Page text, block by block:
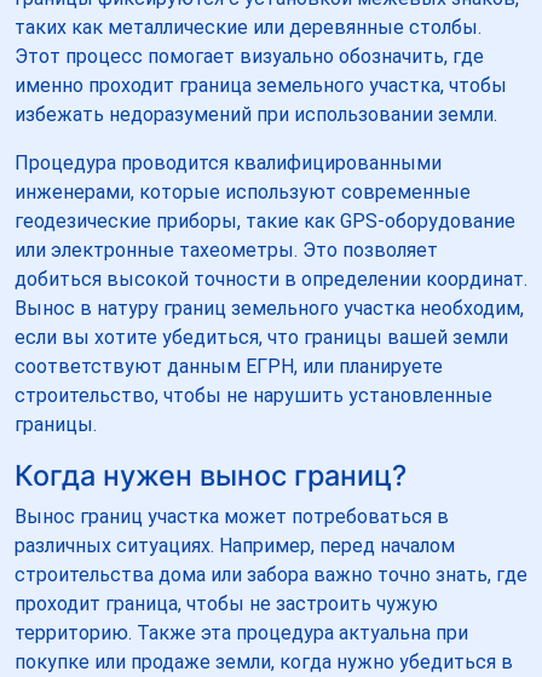
таких как металлические или деревянные столбы.
Этот процесс помогает визуально обозначить, где
именно проходит граница земельного участка, чтобы
избежать недоразумений при использовании земли.
Процедура проводится квалифицированными
инженерами, которые используют современные
геодезические приборы, такие как GPS-оборудование
или электронные тахеометры. Это позволяет
добиться высокой точности в определении координат.
Вынос в натуру границ земельного участка необходим,
если вы хотите убедиться, что границы вашей земли
соответствуют данным ЕГРН, или планируете
строительство, чтобы не нарушить установленные
границы.
Когда нужен вынос границ?
Вынос границ участка может потребоваться в
различных ситуациях. Например, перед началом
строительства дома или забора важно точно знать, где
проходит граница, чтобы не застроить чужую
территорию. Также эта процедура актуальна при
покупке или продаже земли, когда нужно убедиться в